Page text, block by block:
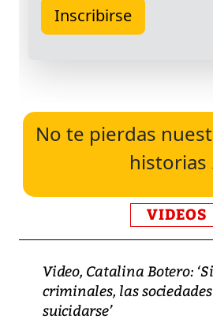
No te pierdas
historias
VIDEOS
Video, Catalina Botero:
criminales, las
suicidarse’